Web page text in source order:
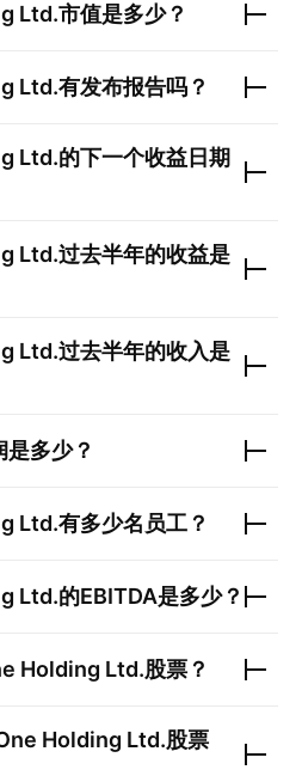
Ltd.市值是多少？
Ltd.有发布报告吗？
Ltd.的下一个收益日期
Ltd.过去半年的收益是
Ltd.过去半年的收入是
是多少？
Ltd.有多少名员工？
Ltd.的EBITDA是多少？
Holding Ltd.股票？
Holding Ltd.股票